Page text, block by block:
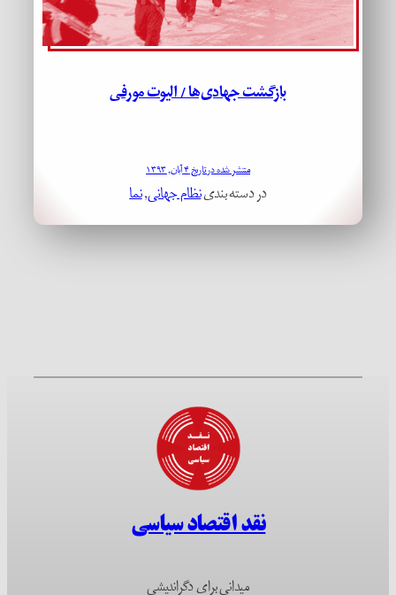
بازگشت جهادی‌ها / الیوت مورفی
منتشر شده در تاریخ ۴ آبان, ۱۳۹۳
در دسته بندینظام جهانی, نما
نقد اقتصاد سیاسی
میدانی برای دگراندیشی